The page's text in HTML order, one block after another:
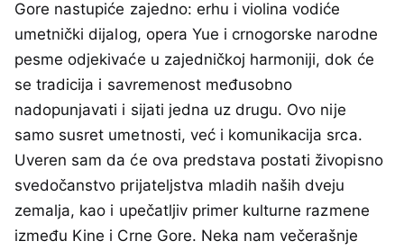
Gore nastupiće zajedno: erhu i violina vodiće
umetnički dijalog, opera Yue i crnogorske narodne
pesme odjekivaće u zajedničkoj harmoniji, dok će
se tradicija i savremenost međusobno
nadopunjavati i sijati jedna uz drugu. Ovo nije
samo susret umetnosti, već i komunikacija srca.
Uveren sam da će ova predstava postati živopisno
svedočanstvo prijateljstva mladih naših dveju
zemalja, kao i upečatljiv primer kulturne razmene
između Kine i Crne Gore. Neka nam večerašnje